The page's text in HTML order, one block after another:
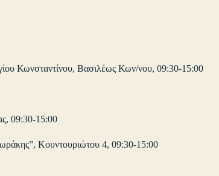
Κωνσταντίνου, Βασιλέως Κων/νου, 09:30-15:00
09:30-15:00
Κουντουριώτου 4, 09:30-15:00